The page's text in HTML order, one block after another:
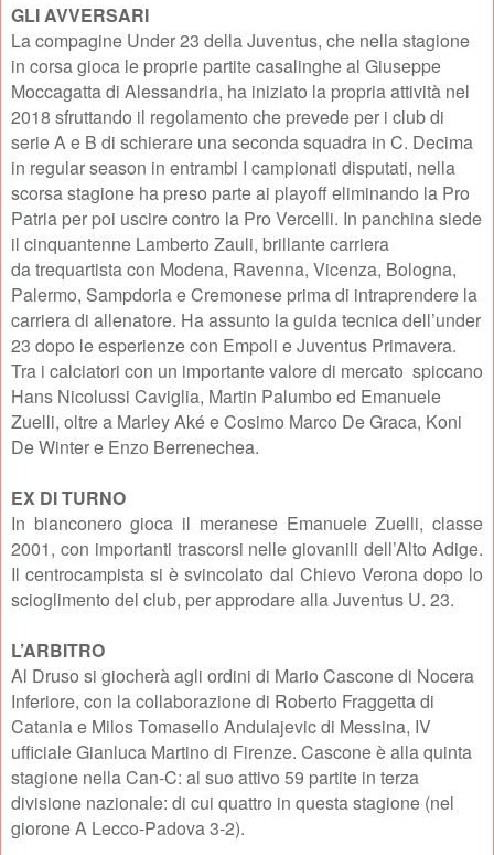
GLI AVVERSARI
La compagine Under 23 della Juventus, che nella stagione
in corsa gioca le proprie partite casalinghe al Giuseppe
Moccagatta di Alessandria, ha iniziato la propria attività nel
2018 sfruttando il regolamento che prevede per i club di
serie A e B di schierare una seconda squadra in C. Decima
in regular season in entrambi I campionati disputati, nella
scorsa stagione ha preso parte ai playoff eliminando la Pro
Patria per poi uscire contro la Pro Vercelli. In panchina siede
il cinquantenne Lamberto Zauli, brillante carriera
da trequartista con Modena, Ravenna, Vicenza, Bologna,
Palermo, Sampdoria e Cremonese prima di intraprendere la
carriera di allenatore. Ha assunto la guida tecnica dell’under
23 dopo le esperienze con Empoli e Juventus Primavera.
Tra i calciatori con un importante valore di mercato spiccano
Hans Nicolussi Caviglia, Martin Palumbo ed Emanuele
Zuelli, oltre a Marley Aké e Cosimo Marco De Graca, Koni
De Winter e Enzo Berrenechea.
EX DI TURNO
In bianconero gioca il meranese Emanuele Zuelli, classe
2001, con importanti trascorsi nelle giovanili dell’Alto Adige.
Il centrocampista si è svincolato dal Chievo Verona dopo lo
scioglimento del club, per approdare alla Juventus U. 23.
L’ARBITRO
Al Druso si giocherà agli ordini di Mario Cascone di Nocera
Inferiore, con la collaborazione di Roberto Fraggetta di
Catania e Milos Tomasello Andulajevic di Messina, IV
ufficiale Gianluca Martino di Firenze. Cascone è alla quinta
stagione nella Can-C: al suo attivo 59 partite in terza
divisione nazionale: di cui quattro in questa stagione (nel
giorone A Lecco-Padova 3-2).